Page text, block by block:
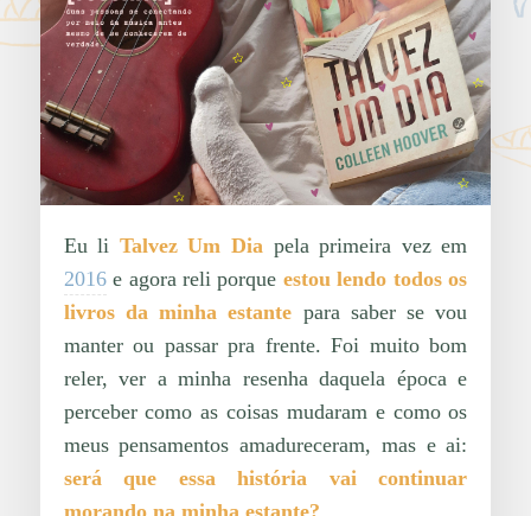
Eu li Talvez Um Dia pela primeira vez em
2016e agora reli porque estou lendo todos os
livros da minha estante para saber se vou
manter ou passar pra frente. Foi muito bom
reler, ver a minha resenha daquela época e
perceber como as coisas mudaram e como os
meus pensamentos amadureceram, mas e ai:
será que essa história vai continuar